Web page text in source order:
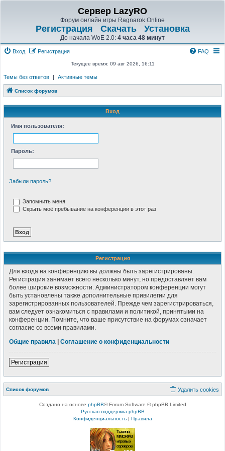
Сервер LazyRO
Форум онлайн игры Ragnarok Online
Регистрация Скачать Установка
До начала WoE 2.0: 4 часа 48 минут
Вход Регистрация FAQ
Текущее время: 09 авг 2026, 16:11
Темы без ответов | Активные темы
Список форумов
Вход
Имя пользователя:
Пароль:
Забыли пароль?
Запомнить меня
Скрыть моё пребывание на конференции в этот раз
Регистрация
Для входа на конференцию вы должны быть зарегистрированы.
Регистрация занимает всего несколько минут, но предоставляет вам
более широкие возможности. Администратором конференции могут
быть установлены также дополнительные привилегии для
зарегистрированных пользователей. Прежде чем зарегистрироваться,
вам следует ознакомиться с правилами и политикой, принятыми на
конференции. Помните, что ваше присутствие на форумах означает
согласие со всеми правилами.
Общие правила
Соглашение о конфиденциальности
Регистрация
Список форумов Удалить cookies
Создано на основе phpBB® Forum Software © phpBB Limited
Русская поддержка phpBB
Конфиденциальность| Правила